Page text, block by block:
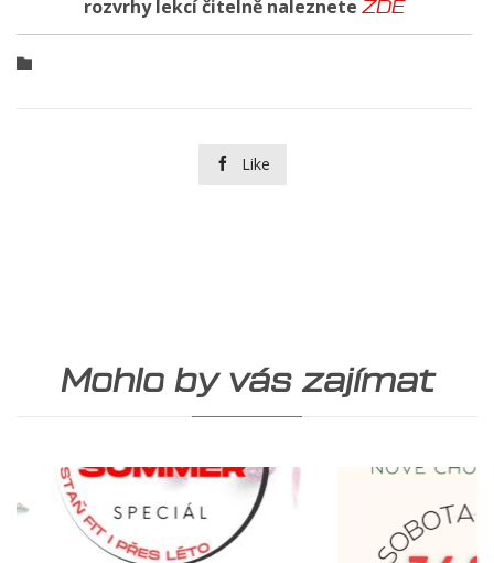
rozvrhy lekcí čitelně naleznete ZDE

 Like
Mohlo by vás zajímat